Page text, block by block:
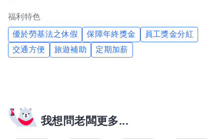
福利特色
優於勞基法之休假 保障年終獎金
員工獎金分紅
交通方便
旅遊補助 定期加薪
我想問老闆更多...